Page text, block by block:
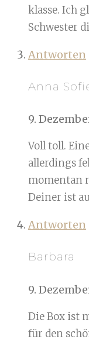
klasse. Ich
Schwester
Antworten
Anna
9.
Voll toll.
allerdings
momentan
Deiner ist
Antworten
Barbara
9.
Die Box ist
für den